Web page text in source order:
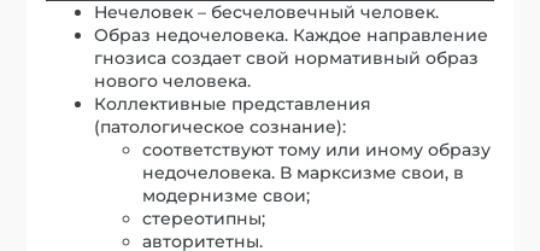
Нечеловек – бесчеловечный человек.
Образ недочеловека. Каждое направление
гнозиса создает свой нормативный образ
нового человека.
Коллективные представления
(патологическое сознание):
соответствуют тому или иному образу
недочеловека. В марксизме свои, в
модернизме свои;
стереотипны;
авторитетны.